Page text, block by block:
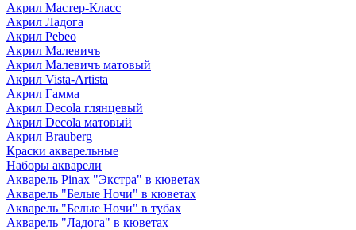
Акрил Мастер-Класс
Акрил Ладога
Акрил Pebeo
Акрил Малевичъ
Акрил Малевичъ матовый
Акрил Vista-Artista
Акрил Гамма
Акрил Decola глянцевый
Акрил Decola матовый
Акрил Brauberg
Краски акварельные
Наборы акварели
Акварель Pinax "Экстра" в кюветах
Акварель "Белые Ночи" в кюветах
Акварель "Белые Ночи" в тубах
Акварель "Ладога" в кюветах